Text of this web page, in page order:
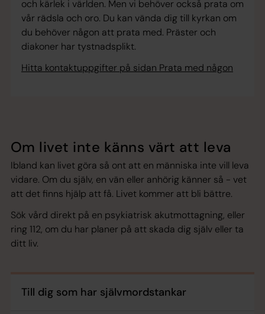
och kärlek i världen. Men vi behöver också prata om
vår rädsla och oro. Du kan vända dig till kyrkan om
du behöver någon att prata med. Präster och
diakoner har tystnadsplikt.
Hitta kontaktuppgifter på sidan Prata med någon
Om livet inte känns värt att leva
Ibland kan livet göra så ont att en människa inte vill leva
vidare. Om du själv, en vän eller anhörig känner så - vet
att det finns hjälp att få. Livet kommer att bli bättre.
Sök vård direkt på en psykiatrisk akutmottagning, eller
ring 112, om du har planer på att skada dig själv eller ta
ditt liv.
Till dig som har självmordstankar